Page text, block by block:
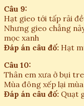
Câu 9:
Hạt gieo tới tấp rải
Nhưng gieo chẳng
mọc xanh
Đáp án câu đố: Hạt
Câu 10:
Thân em xưa ở bụi tre
Mùa đông xếp lại
Đáp án câu đố: Quạt